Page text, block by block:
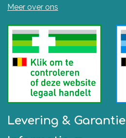
Meer over ons
Levering & Garantie